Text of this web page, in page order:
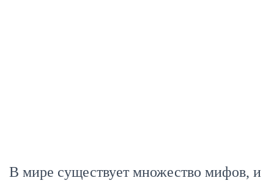
В мире существует множество мифов, и